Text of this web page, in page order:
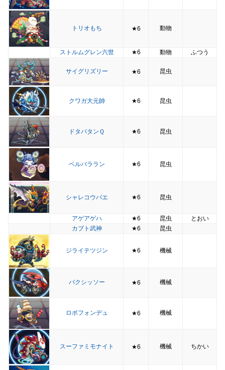
トリオもち ★6 動物
ストルムグレン六世 ★6 動物 ふつう
サイグリズリー ★6 昆虫
クワガ大元帥 ★6 昆虫
ドタバタンＱ ★6 昆虫
ベルバララン ★6 昆虫
シャレコウバエ ★6 昆虫
アゲアゲハ ★6 昆虫
とおい
カブト武神
★6 昆虫
ジライテツジン ★6 機械
バクシッソー ★6 機械
ロボフォンデュ ★6 機械
スーファミモナイト ★6 機械 ちかい